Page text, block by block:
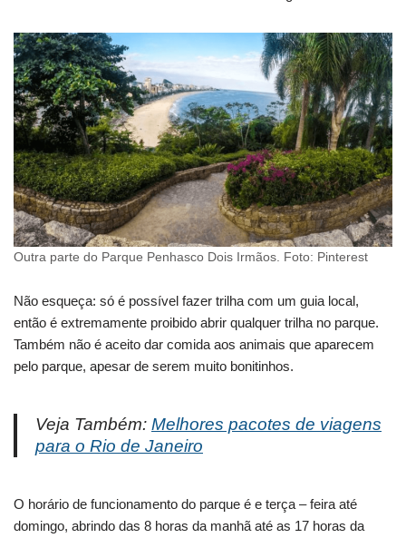
Outra parte do Parque Penhasco Dois Irmãos. Foto: Pinterest
Não esqueça: só é possível fazer trilha com um guia local,
então é extremamente proibido abrir qualquer trilha no parque.
Também não é aceito dar comida aos animais que aparecem
pelo parque, apesar de serem muito bonitinhos.
Veja Também: Melhores pacotes de viagens
para o Rio de Janeiro
O horário de funcionamento do parque é e terça – feira até
domingo, abrindo das 8 horas da manhã até as 17 horas da